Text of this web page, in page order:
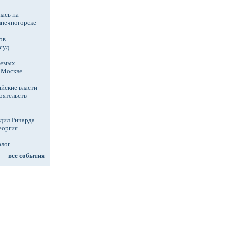
на
Москве
власти
Ричарда
все события